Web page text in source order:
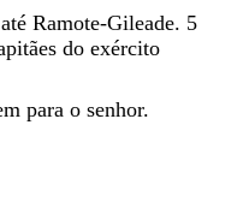
até Ramote-Gileade. 5
do exército
para o senhor.